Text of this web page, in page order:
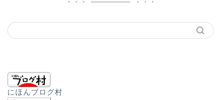
にほんブログ村
僕の体験談